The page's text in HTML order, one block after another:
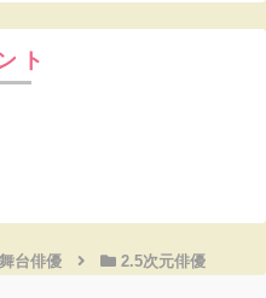
ト
舞台俳優 2.5次元俳優